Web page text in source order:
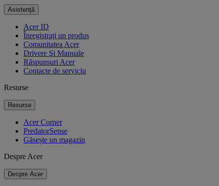
Asistenţă
Acer ID
Înregistrați un produs
Comunitatea Acer
Drivere Şi Manuale
Răspunsuri Acer
Contacte de serviciu
Resurse
Resurse
Acer Corner
PredatorSense
Găsește un magazin
Despre Acer
Despre Acer